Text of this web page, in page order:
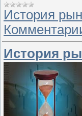
История
История